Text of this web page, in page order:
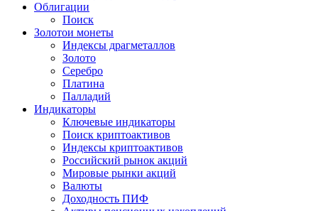
Облигации
Поиск
Золотои монеты
Индексы драгметаллов
Золото
Серебро
Платина
Палладий
Индикаторы
Ключевые индикаторы
Поиск криптоактивов
Индексы криптоактивов
Российский рынок акций
Мировые рынки акций
Валюты
Доходность ПИФ